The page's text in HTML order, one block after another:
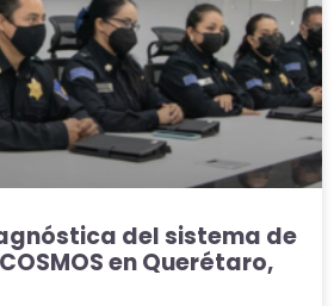
del sistema de
en Querétaro,